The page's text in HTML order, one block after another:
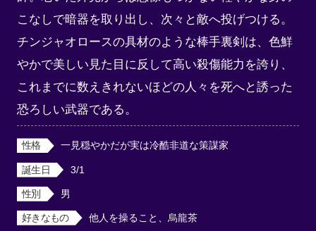
こなしで暗器を取り出し、次々と敵へ投げつける。
チンジャオロースの具材のような棒手裏剣は、色鮮
やかで美しい見た目に反して高い殺傷能力を誇り、
これまでに数えきれないほどの人々を死へと誘った
恐ろしい武器である。
性格 一見穏やかだが実は冷酷非道な策謀家
誕生日 3/1
性別 男
好きなもの 他人を操ること、烏龍茶